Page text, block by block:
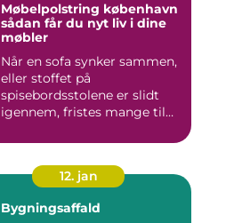
Møbelpolstring københavn
sådan får du nyt liv i dine
møbler
Når en sofa synker sammen,
eller stoffet på
spisebordsstolene er slidt
igennem, fristes mange til
12. jan
Bygningsaffald